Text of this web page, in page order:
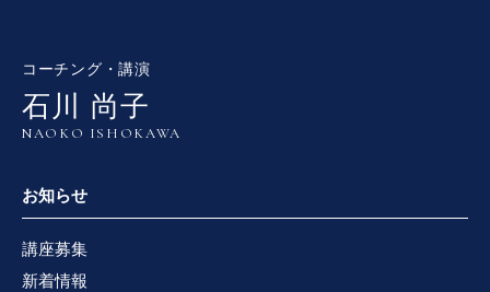
コーチング・講演
石川 尚子
NAOKO ISHOKAWA
お知らせ
講座募集
新着情報